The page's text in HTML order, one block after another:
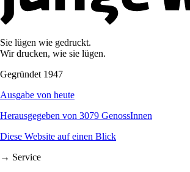
Sie lügen wie gedruckt.
Wir drucken, wie sie lügen.
Gegründet 1947
Ausgabe von heute
Herausgegeben von 3079 GenossInnen
Diese Website auf einen Blick
→ Service